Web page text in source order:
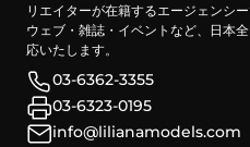
リエイターが在籍するエージェンシ
ウェブ・雑誌・イベントなど、日本
応いたします。
03-6362-3355
03-6323-0195
info@lilianamodels.com